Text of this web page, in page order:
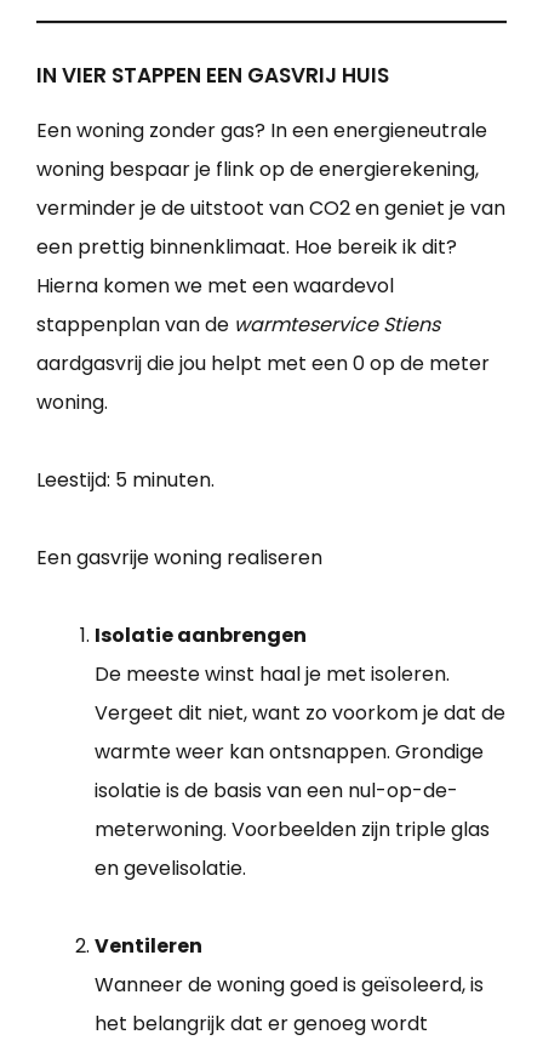
IN VIER STAPPEN EEN GASVRIJ HUIS
Een woning zonder gas? In een energieneutrale
woning bespaar je flink op de energierekening,
verminder je de uitstoot van CO2 en geniet je van
een prettig binnenklimaat. Hoe bereik ik dit?
Hierna komen we met een waardevol
stappenplan van de warmteservice Stiens
aardgasvrij die jou helpt met een 0 op de meter
woning.
Leestijd: 5 minuten.
Een gasvrije woning realiseren
Isolatie aanbrengen
De meeste winst haal je met isoleren.
Vergeet dit niet, want zo voorkom je dat de
warmte weer kan ontsnappen. Grondige
isolatie is de basis van een nul-op-de-
meterwoning. Voorbeelden zijn triple glas
en gevelisolatie.
Ventileren
Wanneer de woning goed is geïsoleerd, is
het belangrijk dat er genoeg wordt